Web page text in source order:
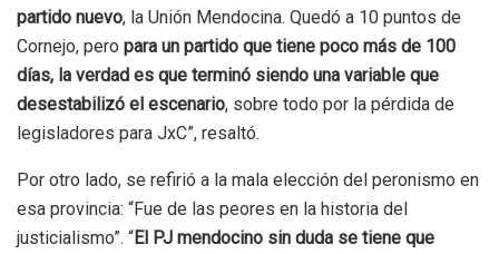
partido nuevo, la Unión Mendocina. Quedó a 10 puntos de
Cornejo, pero para un partido que tiene poco más de 100
días, la verdad es que terminó siendo una variable que
desestabilizó el escenario, sobre todo por la pérdida de
legisladores para JxC”, resaltó.
Por otro lado, se refirió a la mala elección del peronismo en
esa provincia: “Fue de las peores en la historia del
justicialismo”. “El PJ mendocino sin duda se tiene que